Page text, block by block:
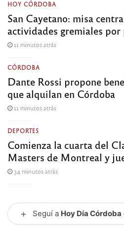
HOY CÓRDOBA
San Cayetano: misa
actividades gremiales por
11 minutos atrás
CÓRDOBA
Dante Rossi propone
que alquilan en Córdoba
11 minutos atrás
DEPORTES
Comienza la cuarta del
Masters de Montreal y
34 minutos atrás
+ Seguí a Hoy Día Córdoba